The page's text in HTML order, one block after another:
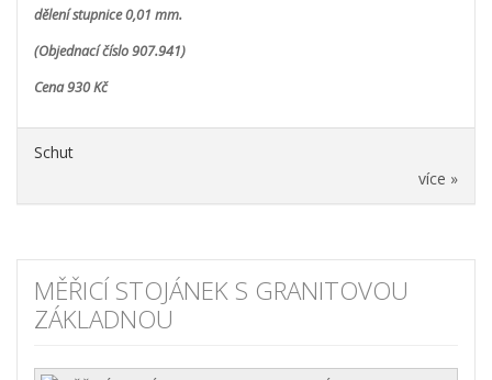
dělení stupnice 0,01 mm.
(Objednací číslo 907.941)
Cena 930 Kč
Schut
více »
MĚŘICÍ STOJÁNEK S GRANITOVOU
ZÁKLADNOU